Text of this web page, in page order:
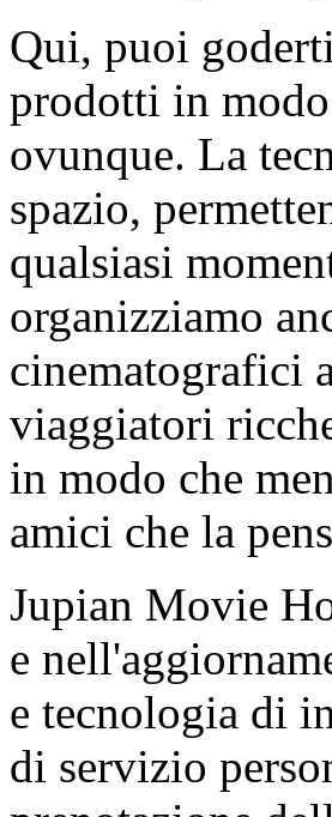
Qui, puoi
prodotti in
ovunque. La
spazio,
qualsiasi
organizziamo
cinematografici
viaggiatori
in modo che
amici che la
Jupian Movie
e
e tecnologia di
di servizio